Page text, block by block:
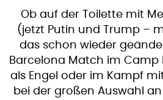
Ob auf der Toilette mit
(jetzt Putin und Trump –
das schon wieder
Barcelona Match im Camp
als Engel oder im Kampf
bei der großen Auswahl